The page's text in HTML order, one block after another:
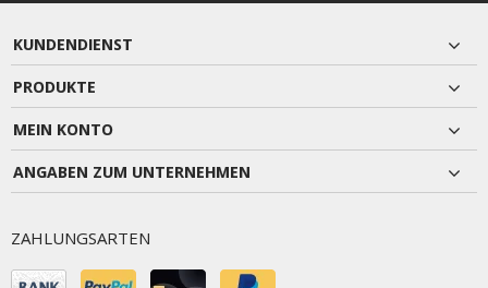
KUNDENDIENST
PRODUKTE
MEIN KONTO
ANGABEN ZUM UNTERNEHMEN
ZAHLUNGSARTEN